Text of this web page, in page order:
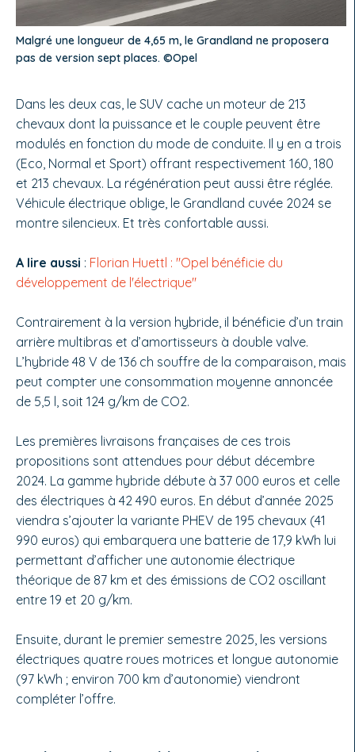
Malgré une longueur de 4,65 m, le Grandland ne proposera
pas de version sept places. ©Opel
Dans les deux cas, le SUV cache un moteur de 213
chevaux dont la puissance et le couple peuvent être
modulés en fonction du mode de conduite. Il y en a trois
(Eco, Normal et Sport) offrant respectivement 160, 180
et 213 chevaux. La régénération peut aussi être réglée.
Véhicule électrique oblige, le Grandland cuvée 2024 se
montre silencieux. Et très confortable aussi.
A lire aussi : Florian Huettl : "Opel bénéficie du
développement de l'électrique"
Contrairement à la version hybride, il bénéficie d’un train
arrière multibras et d’amortisseurs à double valve.
L’hybride 48 V de 136 ch souffre de la comparaison, mais
peut compter une consommation moyenne annoncée
de 5,5 l, soit 124 g/km de CO2.
Les premières livraisons françaises de ces trois
propositions sont attendues pour début décembre
2024. La gamme hybride débute à 37 000 euros et celle
des électriques à 42 490 euros. En début d’année 2025
viendra s’ajouter la variante PHEV de 195 chevaux (41
990 euros) qui embarquera une batterie de 17,9 kWh lui
permettant d’afficher une autonomie électrique
théorique de 87 km et des émissions de CO2 oscillant
entre 19 et 20 g/km.
Ensuite, durant le premier semestre 2025, les versions
électriques quatre roues motrices et longue autonomie
(97 kWh ; environ 700 km d’autonomie) viendront
compléter l’offre.